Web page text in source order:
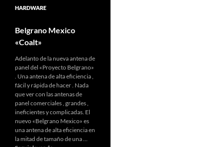
HARDWARE
Belgrano Mexico
«Coalt»
Adelanto de la nueva antena de
panel del «Proyecto Belgrano»
. Una antena de alta eficiencia ,
fácil y rápida de hacer . Nada
que ver con las antenas de
panel comerciales , grandes ,
ineficientes y complicadas. El
nuevo «Belgrano Mexico» es
una antena de alta eficiencia en
la mitad de tamaño de una …